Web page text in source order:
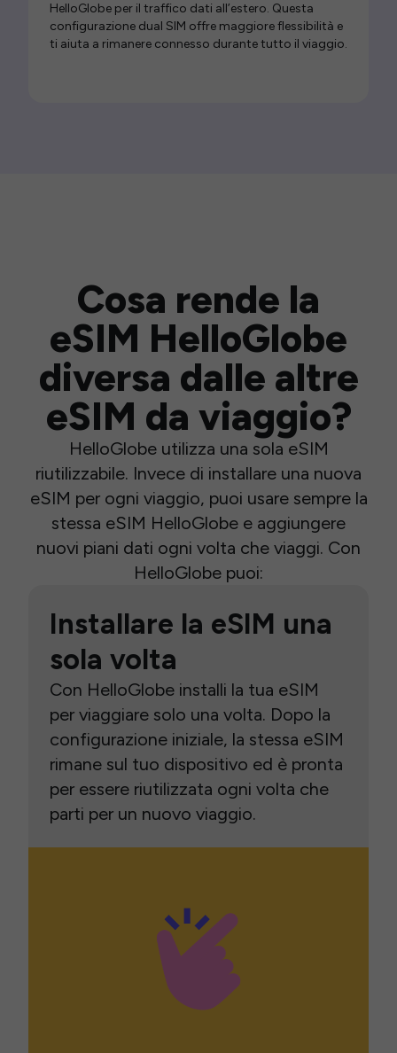
HelloGlobe per il traffico dati all’estero. Questa
configurazione dual SIM offre maggiore flessibilità e
ti aiuta a rimanere connesso durante tutto il viaggio.
Cosa rende la
eSIM HelloGlobe
diversa dalle altre
eSIM da viaggio?
HelloGlobe utilizza una sola eSIM
riutilizzabile. Invece di installare una nuova
eSIM per ogni viaggio, puoi usare sempre la
stessa eSIM HelloGlobe e aggiungere
nuovi piani dati ogni volta che viaggi. Con
HelloGlobe puoi:
Installare la eSIM una
sola volta
Con HelloGlobe installi la tua eSIM
per viaggiare solo una volta. Dopo la
configurazione iniziale, la stessa eSIM
rimane sul tuo dispositivo ed è pronta
per essere riutilizzata ogni volta che
parti per un nuovo viaggio.